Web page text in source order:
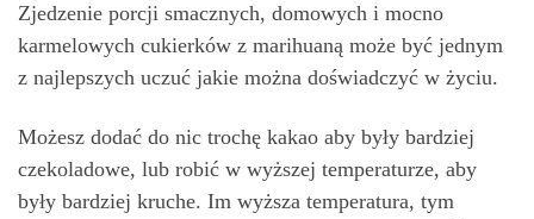
Zjedzenie porcji smacznych, domowych i mocno
karmelowych cukierków z marihuaną może być jednym
z najlepszych uczuć jakie można doświadczyć w życiu.
Możesz dodać do nic trochę kakao aby były bardziej
czekoladowe, lub robić w wyższej temperaturze, aby
były bardziej kruche. Im wyższa temperatura, tym